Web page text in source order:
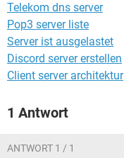
Telekom dns server
Pop3 server liste
Server ist ausgelastet
Discord server erstellen
Client server architektur
1 Antwort
ANTWORT 1 / 1